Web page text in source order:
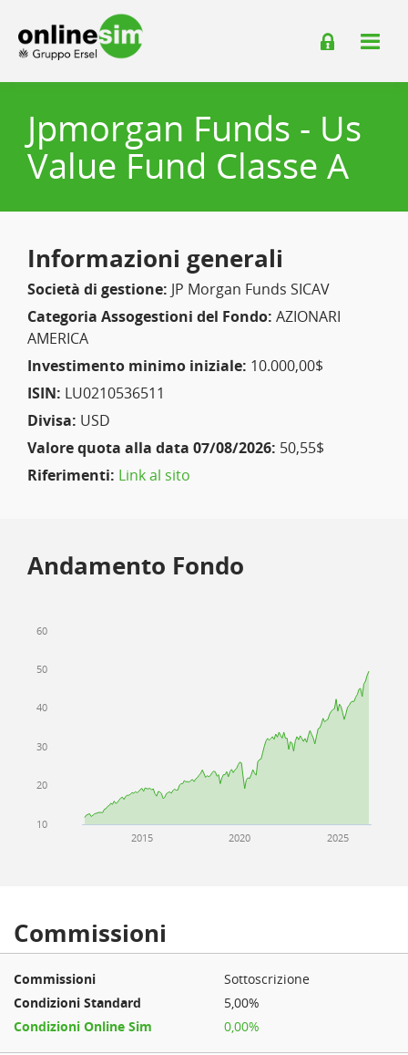
Jpmorgan Funds - Us
Value Fund Classe A
Informazioni generali
Società di gestione: JP Morgan Funds SICAV
Categoria Assogestioni del Fondo: AZIONARI
AMERICA
Investimento minimo iniziale: 10.000,00$
ISIN: LU0210536511
Divisa: USD
Valore quota alla data 07/08/2026: 50,55$
Riferimenti: Link al sito
Andamento Fondo
2015 2020 2025
10
20
30
40
50
60
Commissioni
Sottoscrizione
5,00%
0,00%